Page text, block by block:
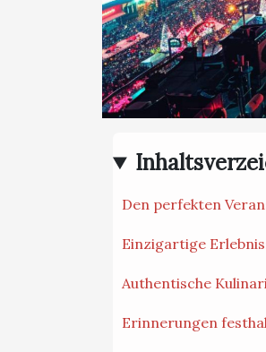
Den perfekten
Einzigartige
Authentische
Erinnerungen